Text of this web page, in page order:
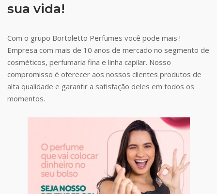
sua vida!
Com o grupo Bortoletto Perfumes você pode mais !
Empresa com mais de 10 anos de mercado no segmento de
cosméticos, perfumaria fina e linha capilar. Nosso
compromisso é oferecer aos nossos clientes produtos de
alta qualidade e garantir a satisfação deles em todos os
momentos.